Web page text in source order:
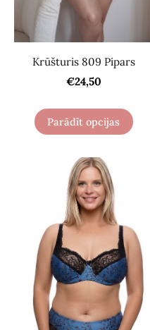
Krūšturis 809 Pipars
€24,50
Parādīt opcijas